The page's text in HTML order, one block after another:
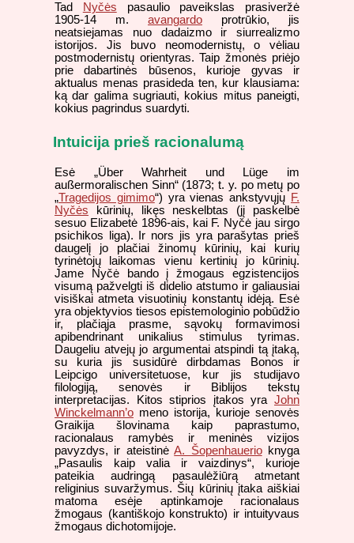
Tad
Nyčės pasaulio paveikslas prasiveržė
1905-14 m. avangardo protrūkio, jis
neatsiejamas nuo dadaizmo ir siurrealizmo
istorijos. Jis buvo neomodernistų, o vėliau
postmodernistų orientyras. Taip žmonės priėjo
prie dabartinės būsenos, kurioje gyvas ir
aktualus menas prasideda ten, kur klausiama:
ką dar galima sugriauti, kokius mitus paneigti,
kokius pagrindus suardyti.
Intuicija prieš racionalumą
Esė „Über Wahrheit und Lüge im
außermoralischen Sinn“ (1873; t. y. po metų po
„Tragedijos gimimo“) yra vienas ankstyvųjų F.
Nyčės kūrinių, likęs neskelbtas (jį paskelbė
sesuo Elizabetė 1896-ais, kai F. Nyčė jau sirgo
psichikos liga). Ir nors jis yra parašytas prieš
daugelį jo plačiai žinomų kūrinių, kai kurių
tyrinėtojų laikomas vienu kertinių jo kūrinių.
Jame Nyčė bando į žmogaus egzistencijos
visumą pažvelgti iš didelio atstumo ir galiausiai
visiškai atmeta visuotinių konstantų idėją. Esė
yra objektyvios tiesos epistemologinio pobūdžio
ir, plačiąja prasme, sąvokų formavimosi
apibendrinant unikalius stimulus tyrimas.
Daugeliu atvejų jo argumentai atspindi tą įtaką,
su kuria jis susidūrė dirbdamas Bonos ir
Leipcigo universitetuose, kur jis studijavo
filologiją, senovės ir Biblijos tekstų
interpretacijas. Kitos stiprios įtakos yra John
Winckelmann’o meno istorija, kurioje senovės
Graikija šlovinama kaip paprastumo,
racionalaus ramybės ir meninės vizijos
pavyzdys, ir ateistinėA. Šopenhauerioknyga
„Pasaulis kaip valia ir vaizdinys“, kurioje
pateikia audringą pasaulėžiūrą atmetant
religinius suvaržymus. Šių kūrinių įtaka aiškiai
matoma esėje aptinkamoje racionalaus
žmogaus (kantiškojo konstrukto) ir intuityvaus
žmogaus dichotomijoje.